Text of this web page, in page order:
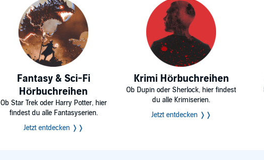
Fantasy & Sci-Fi
Hörbuchreihen
Ob Star Trek oder Harry Potter, hier
findest du alle Fantasyserien.
Jetzt entdecken ❭❭
Krimi Hörbuchreihen
Ob Dupin oder Sherlock, hier findest
du alle Krimiserien.
Jetzt entdecken ❭❭